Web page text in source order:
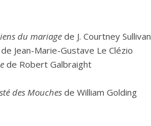
du mariage de J. Courtney Sullivan
de Jean-Marie-Gustave Le Clézio
de Robert Galbraight
des Mouchesde William Golding